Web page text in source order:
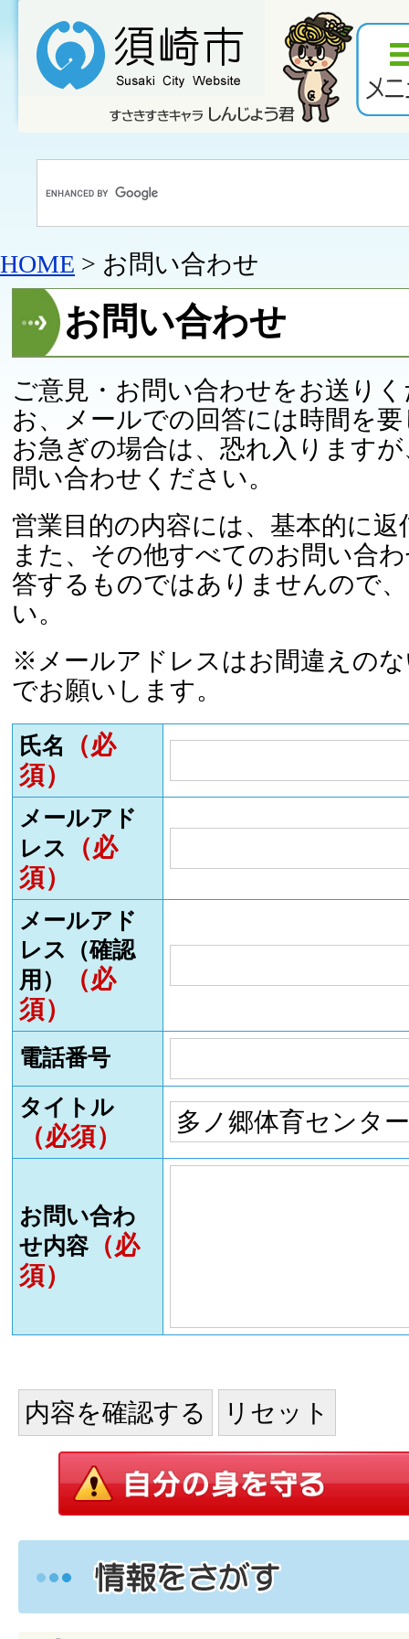
HOME > お問い合わせ
お問い合わせ
ご意見・お問い合わせをお送り
お、メールでの回答には時間を
お急ぎの場合は、恐れ入ります
問い合わせください。
営業目的の内容には、基本的に
また、その他すべてのお問い合
答するものではありませんので
い。
※メールアドレスはお間違えの
でお願いします。
氏名
（必
須）
メールアド
レス
（必
須）
メールアド
レス（確認
用）
（必
須）
電話番号
タイトル
（必須）
お問い合わ
せ内容（必
須）